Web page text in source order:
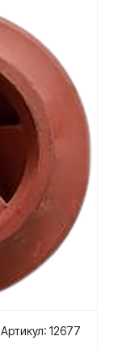
Артикул: 12677